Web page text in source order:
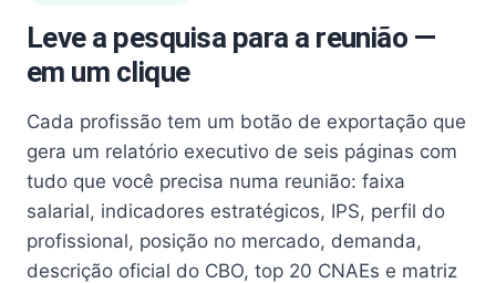
Leve a pesquisa para a reunião —
em um clique
Cada profissão tem um botão de exportação que
gera um relatório executivo de seis páginas com
tudo que você precisa numa reunião: faixa
salarial, indicadores estratégicos, IPS, perfil do
profissional, posição no mercado, demanda,
descrição oficial do CBO, top 20 CNAEs e matriz